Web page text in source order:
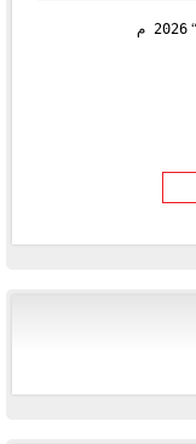
2026 م